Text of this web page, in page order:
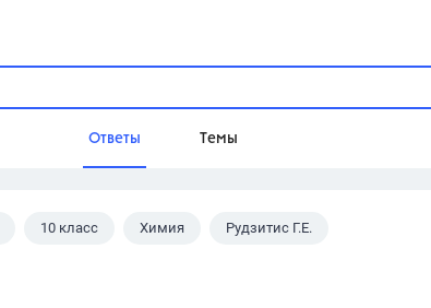
Ответы Темы
Домашнее задание
10 класс Химия Рудзитис Г.Е.